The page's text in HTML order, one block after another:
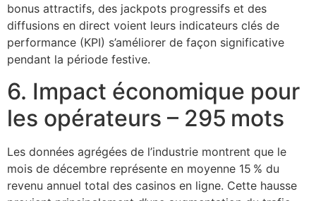
bonus attractifs, des jackpots progressifs et des
diffusions en direct voient leurs indicateurs clés de
performance (KPI) s’améliorer de façon significative
pendant la période festive.
6. Impact économique pour
les opérateurs – 295 mots
Les données agrégées de l’industrie montrent que le
mois de décembre représente en moyenne 15 % du
revenu annuel total des casinos en ligne. Cette hausse